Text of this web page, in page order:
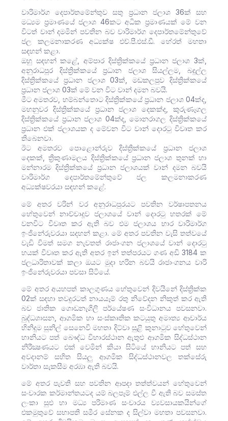
වාරිමාර්ග දෙපාර්තමේන්තුව සතු ප්‍රධාන ජලාශ 36ක් සහ
මධ්‍යම ප්‍රමාණයේ ජලාශ 46කට අධික ප්‍රමාණයක් මේ වන
විටත් වාන් දමමින් පවතින බව වාරිමාර්ග දෙපාර්තමේන්තුවේ
ජල කලමනාකරණ අධ්‍යක්ෂ එච්.පී.එස්.ඩී. හේරත් මහතා
සඳහන් කළා.
ඔහු සඳහන් කළේ, අම්පාර දිස්ත්‍රික්කයේ ප්‍රධාන ජලාශ 3ක්,
අනුරාධපුර දිස්ත්‍රික්කයේ ප්‍රධාන ජලාශ සියල්ලම, බදුල්ල
දිස්ත්‍රික්කයේ ප්‍රධාන ජලාශ 03ක්, මඩකලපුව දිස්ත්‍රික්කයේ
ප්‍රධාන ජලාශ 03ක් මේ වන විට වාන් දමන බවයි.
මීට අමතරව, හම්බන්තොට දිස්ත්‍රික්කයේ ප්‍රධාන ජලාශ 04ක්ද,
මහනුවර දිස්ත්‍රික්කයේ ප්‍රධාන ජලාශ දෙකක්ද, කුරුණෑගල
දිස්ත්‍රික්කයේ ප්‍රධාන ජලාශ 04ක්ද, මොනරාගල දිස්ත්‍රික්කයේ
ප්‍රධාන එක් ජලාශයක ද මේවන විට වාන් දොරටු විවෘත කර
තිබෙනවා.
ඊට අමතරව පොළොන්රුව දිස්ත්‍රික්කයේ ප්‍රධාන ජලාශ
දෙකක්, ත්‍රිකුණාමලය දිස්ත්‍රික්කයේ ප්‍රධාන ජලාශ තුනක් හා
මන්නාරම දිස්ත්‍රික්කයේ ප්‍රධාන ජලාශයක් වාන් දමන බවයි
වාරිමාර්ග දෙපාර්තමේන්තුවේ ජල කලමනාකරණ
අධ්‍යක්ෂවරයා සඳහන් කළේ.
මේ අතර වරින් වර අනුරාධපුරයට පවතින වර්ෂාපතනය
හේතුවෙන් නාච්චාදූව ජලාශයේ වාන් දොරටු හතරක් මේ
වනවිට විවෘත කර ඇති බව එම ජලාශය භාර වාරිමාර්ග
ඉංජිනේරුවරයා සදහන් කළා. මේ අතර පවතින වැසි තත්වයේ
වැඩි විමත් සමග නැවතත් රාජාංගන ජලාශයේ වාන් දොරටු
හයක් විවෘත කර ඇති අතර ඉන් තත්පරයට ගණ අඩි 3184 ක
ජලධාරිතාවක් කලා ඔයට මුදා හරින බවයි රාජාංගනය වාරි
ඉංජිනේරුවරයා පවසා සිටියේ.
මේ අතර අයහපත් කාලගුණය හේතුවෙන් දිවයිනේ දිස්ත්‍රික්ක
02ක් සඳහා තවදුරටත් නායයෑම් රතු නිවේදන නිකුත් කර ඇති
බව ජාතික ගොඩනැගිලි පර්යේෂණ සංවිධානය පවසනවා.
බුද්ධශාසන, ආගමික හා සංස්කෘතික කටයුතු අමාත්‍ය ආචාර්ය
හිනිදුම සුනිල් සෙනෙවි මහතා දිට්වා සුළි කුනාටුව හේතුවෙන්
හානියට පත් බෞද්ධ විහාරස්ථාන ඇතුළු ආගමික සිද්ධස්ථාන
නිරීක්‍ෂණයට එක් වෙමින් කියා සිටියේ හානියට පත් සහ
අවදානම් සහිත සියලු ආගමික සිද්ධස්ථානවල තක්සේරු
වාර්තා සැකසීම අරඹා ඇති බවයි.
මේ අතර පැවති සහ පවතින ආපදා තත්ත්වයන් හේතුවෙන්
සංචාරක කර්මාන්තයටද යම් බලපෑම් එල්ල වී ඇති බව සමස්ත
ලංකා සුළු හා මධ්‍ය පරිමාණ සංචාරය ව්‍යවසායකයින්ගේ
එකමුතුවේ සභාපති සමීර සේනක ද සිල්වා මහතා පවසනවා.